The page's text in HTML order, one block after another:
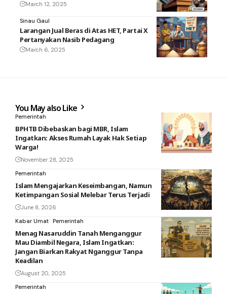
March 12, 2025
Sinau Gaul
Larangan Jual Beras di Atas HET, Partai X
Pertanyakan Nasib Pedagang
March 6, 2025
You May also Like
Pemerintah
BPHTB Dibebaskan bagi MBR, Islam
Ingatkan: Akses Rumah Layak Hak Setiap
Warga!
November 28, 2025
Pemerintah
Islam Mengajarkan Keseimbangan, Namun
Ketimpangan Sosial Melebar Terus Terjadi
June 8, 2026
Kabar Umat Pemerintah
Menag Nasaruddin Tanah Menganggur
Mau Diambil Negara, Islam Ingatkan:
Jangan Biarkan Rakyat Nganggur Tanpa
Keadilan
August 20, 2025
Pemerintah